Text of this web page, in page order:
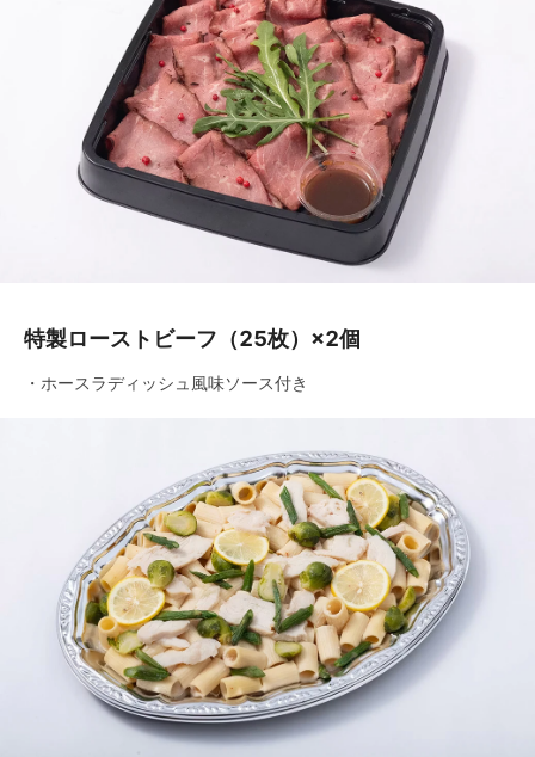
特製ローストビーフ（25枚）×2個
・ホースラディッシュ風味ソース付き